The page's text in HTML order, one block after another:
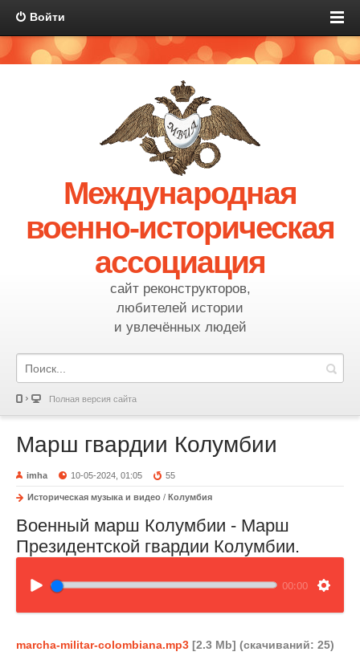
Войти
Международная
военно-историческая
ассоциация
сайт реконструкторов,
любителей истории
и увлечённых людей
Полная версия сайта
Марш гвардии Колумбии
imha 10-05-2024, 01:05 55
Историческая музыка и видео / Колумбия
Военный марш Колумбии - Марш
Президентской гвардии Колумбии.
00:00
marcha-militar-colombiana.mp3 [2.3 Mb] (cкачиваний: 25)